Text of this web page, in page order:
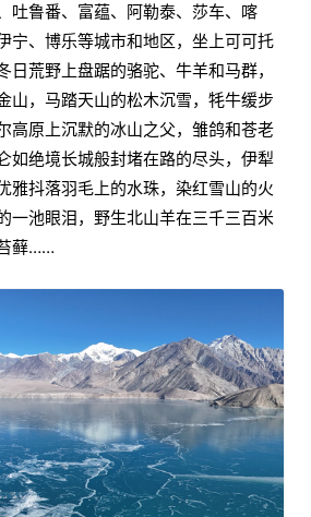
吐鲁番、富蕴、阿勒泰、莎车、喀
宁、博乐等城市和地区，坐上可可托
日荒野上盘踞的骆驼、牛羊和马群，
山，马踏天山的松木沉雪，牦牛缓步
高原上沉默的冰山之父，雏鸽和苍老
如绝境长城般封堵在路的尽头，伊犁
雅抖落羽毛上的水珠，染红雪山的火
一池眼泪，野生北山羊在三千三百米
藓……